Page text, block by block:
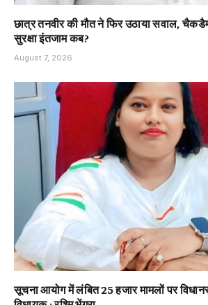
छात्र तनवीर की मौत ने फिर उठाया सवाल,
सुरक्षा इंतजाम कब?
August 7, 2026
सूचना आयोग में लंबित 25 हजार मामलों पर